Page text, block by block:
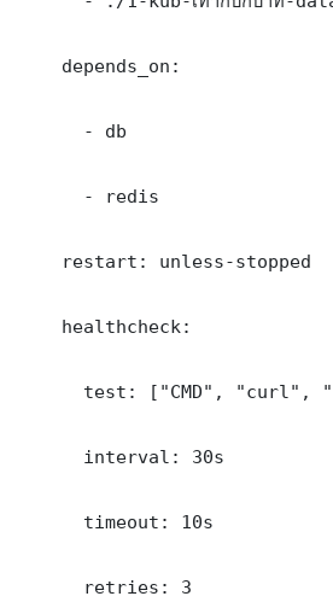
    depends_on:
      - db
      - redis
    restart: unless-stopped
    healthcheck:
test: ["CMD", "curl",
      interval: 30s
      timeout: 10s
      retries: 3